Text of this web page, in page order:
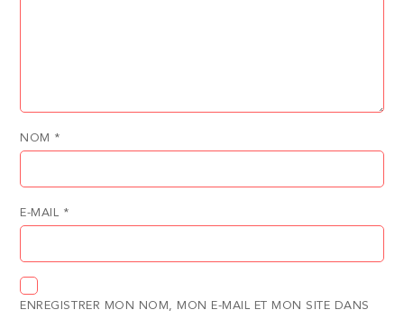
NOM *
E-MAIL *
ENREGISTRER MON NOM, MON E-MAIL ET MON SITE DANS